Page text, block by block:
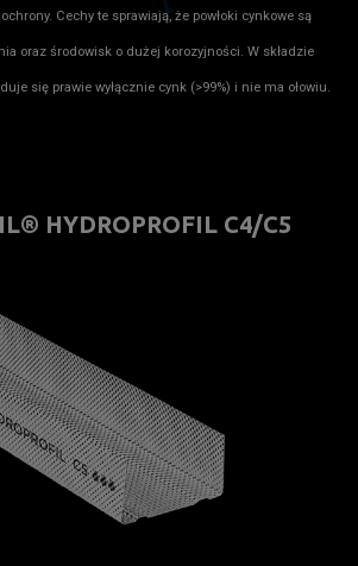
Cechy te sprawiają, że powłoki cynkowe są
oraz środowisk o dużej korozyjności. W składzie
się prawie wyłącznie cynk (>99%) i nie ma ołowiu.
HYDROPROFIL C4/C5